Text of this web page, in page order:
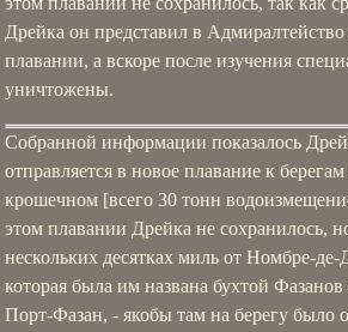
Дрейка он представил в
плавании, а вскоре после изучения
уничтожены.
Собранной информации показалось
отправляется в новое плавание к
крошечном [всего 30 тонн
этом плавании Дрейка не сохранилось,
нескольких десятках миль от Номбре-
которая была им названа бухтой
Порт-Фазан, - якобы там на берегу было